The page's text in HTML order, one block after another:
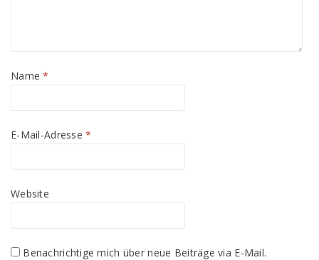
Name*
E-Mail-Adresse*
Website
Benachrichtige mich über neue Beiträge via E-Mail.